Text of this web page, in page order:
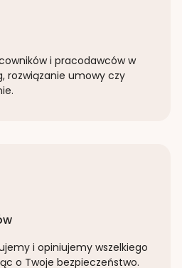
i pracodawców w
rozwiązanie umowy czy
i opiniujemy wszelkiego
o Twoje bezpieczeństwo.